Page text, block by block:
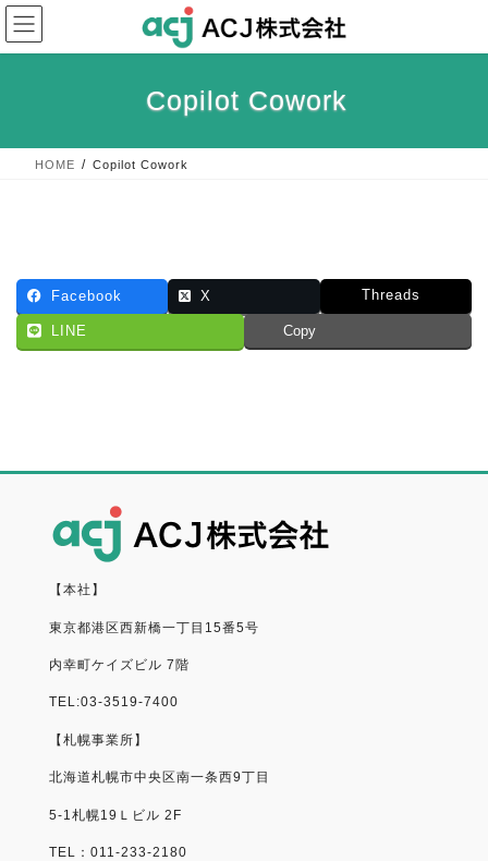
コ
ン
テ
ス
ナ
ビ
ゲ
ン
Copilot Cowork
HOME Copilot Cowork
Facebook X Threads
LINE Copy
【本社】
東京都港区西新橋一丁目15番5号
内幸町ケイズビル 7階
TEL:03-3519-7400
【札幌事業所】
北海道札幌市中央区南一条西9丁目
5-1札幌19Ｌビル 2F
TEL：011-233-2180